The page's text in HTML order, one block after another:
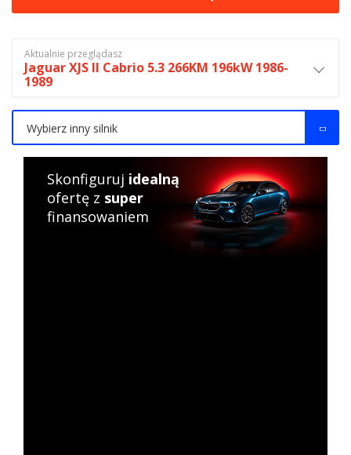
Aktualnie przeglądasz
Jaguar XJS II Cabrio 5.3 266KM 196kW 1986-
1989
Wybierz inny silnik
Skonfiguruj idealną
ofertę z super
finansowaniem